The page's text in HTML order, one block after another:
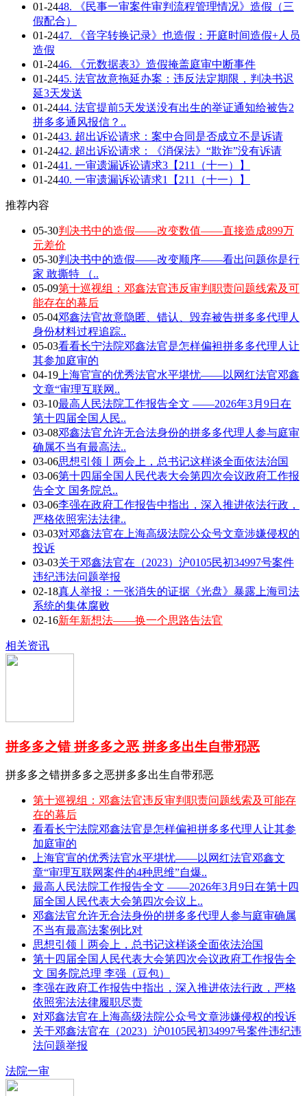
01-2448. 《民事一审案件审判流程管理情况》造假（三
假配合）
01-2447. 《音字转换记录》也造假：开庭时间造假+人员
造假
01-2446. 《元数据表3》造假掩盖庭审中断事件
01-2445. 法官故意拖延办案：违反法定期限，判决书迟
延3天发送
01-2444. 法官提前5天发送没有出生的举证通知给被告2
拼多多通风报信？..
01-2443. 超出诉讼请求：案中合同是否成立不是诉请
01-2442. 超出诉讼请求：《消保法》“欺诈”没有诉请
01-2441. 一审遗漏诉讼请求3【211（十一）】
01-2440. 一审遗漏诉讼请求1【211（十一）】
推荐内容
05-30判决书中的造假——改变数值——直接造成899万
元差价
05-30判决书中的造假——改变顺序——看出问题你是行
家 敢撕特 （..
05-09第十巡视组：邓鑫法官违反审判职责问题线索及可
能存在的幕后
05-04邓鑫法官故意隐匿、错认、毁弃被告拼多多代理人
身份材料过程追踪..
05-03看看长宁法院邓鑫法官是怎样偏袒拼多多代理人让
其参加庭审的
04-19 上海官宣的优秀法官水平堪忧——以网红法官邓鑫
文章“审理互联网..
03-10最高人民法院工作报告全文 ——2026年3月9日在
第十四届全国人民..
03-08邓鑫法官允许无合法身份的拼多多代理人参与庭审
确属不当有最高法..
03-06思想引领丨两会上，总书记这样谈全面依法治国
03-06第十四届全国人民代表大会第四次会议政府工作报
告全文 国务院总..
03-06李强在政府工作报告中指出，深入推进依法行政，
严格依照宪法法律..
03-03对邓鑫法官在上海高级法院公众号文章涉嫌侵权的
投诉
03-03关于邓鑫法官在（2023）沪0105民初34997号案件
违纪违法问题举报
02-18真人举报：一张消失的证据《光盘》暴露上海司法
系统的集体腐败
02-16新年新想法——换一个思路告法官
相关资讯
拼多多之错 拼多多之恶 拼多多出生自带邪恶
拼多多之错拼多多之恶拼多多出生自带邪恶
第十巡视组：邓鑫法官违反审判职责问题线索及可能存
在的幕后
看看长宁法院邓鑫法官是怎样偏袒拼多多代理人让其参
加庭审的
上海官宣的优秀法官水平堪忧——以网红法官邓鑫文
章“审理互联网案件的4种思维”自爆..
最高人民法院工作报告全文 ——2026年3月9日在第十四
届全国人民代表大会第四次会议上..
邓鑫法官允许无合法身份的拼多多代理人参与庭审确属
不当有最高法案例比对
思想引领丨两会上，总书记这样谈全面依法治国
第十四届全国人民代表大会第四次会议政府工作报告全
文 国务院总理 李强（豆包）
李强在政府工作报告中指出，深入推进依法行政，严格
依照宪法法律履职尽责
对邓鑫法官在上海高级法院公众号文章涉嫌侵权的投诉
关于邓鑫法官在（2023）沪0105民初34997号案件违纪违
法问题举报
法院一审